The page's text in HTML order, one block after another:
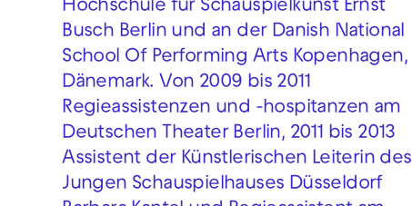
Hochschule für Schauspielkunst Ernst
Busch Berlin und an der Danish National
School Of Performing Arts Kopenhagen,
Dänemark. Von 2009 bis 2011
Regieassistenzen und -hospitanzen am
Deutschen Theater Berlin, 2011 bis 2013
Assistent der Künstlerischen Leiterin des
Jungen Schauspielhauses Düsseldorf